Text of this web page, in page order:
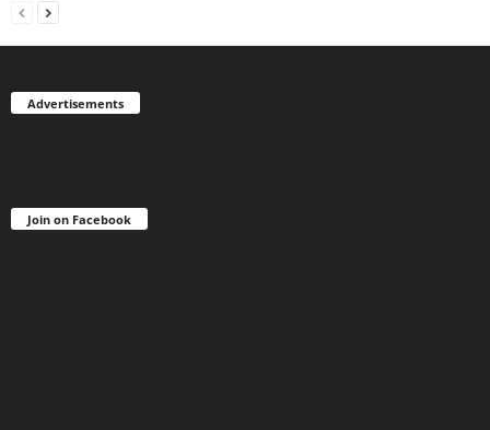
Advertisements
Join on Facebook